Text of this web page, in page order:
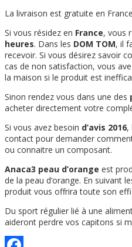
La livraison est gratuite en
Si vous résidez en France, vous
heures. Dans les DOM TOM, il
recevoir. Si vous désirez savoir
cas de non satisfaction, vous
la maison si le produit est
Sinon rendez vous dans une des
acheter directement votre
Si vous avez besoin d’avis 2016,
contact pour demander
ou connaitre un composant.
Anaca3 peau d’orange est
de la peau d’orange. En suivant
produit vous offrira toute son
Du sport régulier lié à une
aideront perdre vos capitons si